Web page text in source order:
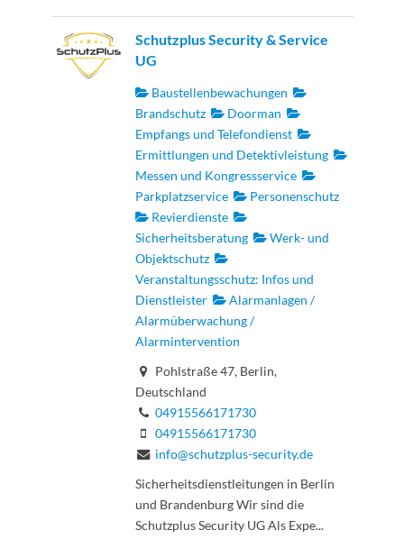
Schutzplus Security & Service
UG
Baustellenbewachungen
Brandschutz
Doorman
Empfangs und Telefondienst
Ermittlungen und Detektivleistung
Messen und Kongressservice
Parkplatzservice
Personenschutz
Revierdienste
Sicherheitsberatung
Werk- und
Objektschutz
Veranstaltungsschutz: Infos und
Dienstleister
Alarmanlagen /
Alarmüberwachung /
Alarmintervention
Pohlstraße 47, Berlin,
Deutschland
04915566171730
04915566171730
info@schutzplus-security.de
Sicherheitsdienstleitungen in Berlin
und Brandenburg Wir sind die
Schutzplus Security UG Als Expe...